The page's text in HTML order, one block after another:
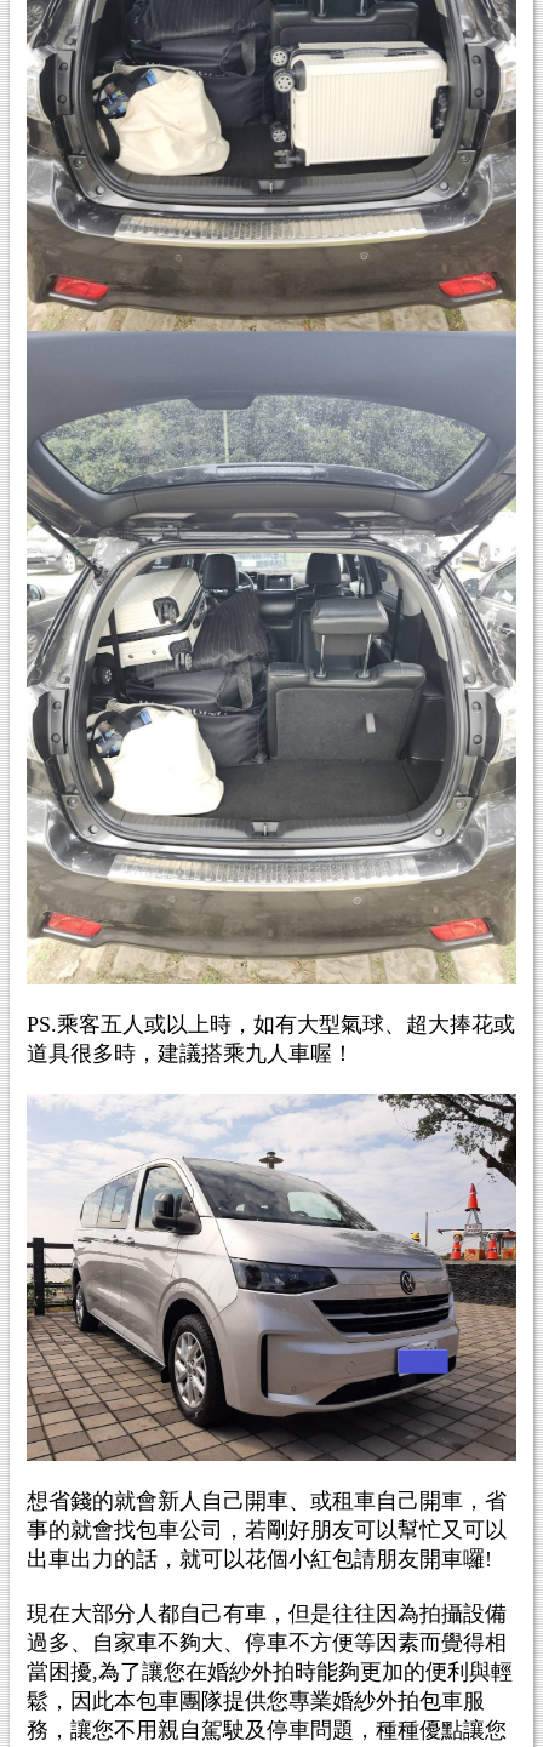
PS.乘客五人或以上時，如有大型氣球、超大捧花或
道具很多時 ， 建議搭乘九人車喔！
想省錢的就會新人自己開車、或租車自己開車，省
事的就會找包車公司，若剛好朋友可以幫忙又可以
出車出力的話，就可以花個小紅包請朋友開車囉!
現在大部分人都自己有車，但是往往因為拍攝設備
過多、自家車不夠大、停車不方便等因素而覺得相
當困擾,為了讓您在婚紗外拍時能夠更加的便利與輕
鬆，因此本包車團隊提供您專業婚紗外拍包車服
務，讓您不用親自駕駛及停車問題，種種優點讓您